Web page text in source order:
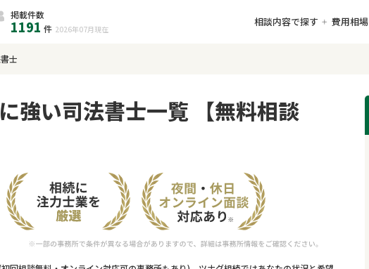
掲載件数
1191 件 2026年07月 現在
相談内容で探す 費用相場
士
に強い司法書士一覧 【無料相談